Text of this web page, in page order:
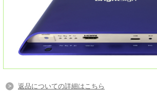
返品についての詳細はこちら